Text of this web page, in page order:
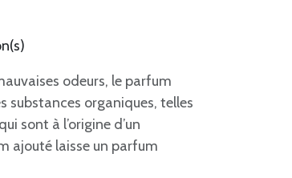
odeurs, le parfum
substances organiques, telles
sont à l’origine d’un
ajouté laisse un parfum